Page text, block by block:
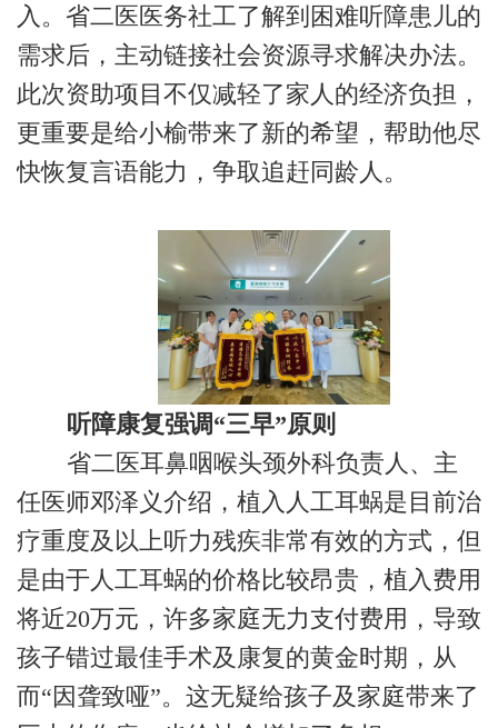
入。省二医医务社工了解到困难听障患儿的
需求后，主动链接社会资源寻求解决办法。
此次资助项目不仅减轻了家人的经济负担，
更重要是给小榆带来了新的希望，帮助他尽
快恢复言语能力，争取追赶同龄人。
听障康复强调“三早”原则
省二医耳鼻咽喉头颈外科负责人、主
任医师邓泽义介绍，植入人工耳蜗是目前治
疗重度及以上听力残疾非常有效的方式，但
是由于人工耳蜗的价格比较昂贵，植入费用
将近20万元，许多家庭无力支付费用，导致
孩子错过最佳手术及康复的黄金时期，从
而“因聋致哑”。这无疑给孩子及家庭带来了